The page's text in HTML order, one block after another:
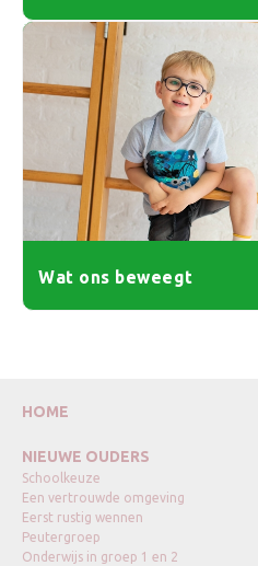
Wat ons beweegt
HOME
NIEUWE OUDERS
Schoolkeuze
Een vertrouwde omgeving
Eerst rustig wennen
Peutergroep
Onderwijs in groep 1 en 2